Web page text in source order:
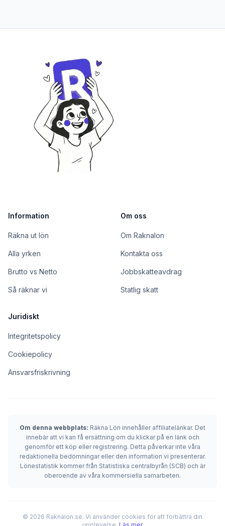
Information
Räkna ut lön
Alla yrken
Brutto vs Netto
Så räknar vi
Om oss
Om Raknalon
Kontakta oss
Jobbskatteavdrag
Statlig skatt
Juridiskt
Integritetspolicy
Cookiepolicy
Ansvarsfriskrivning
Om denna webbplats: Räkna Lön innehåller affiliatelänkar. Det
innebär att vi kan få ersättning om du klickar på en länk och
genomför ett köp eller registrering. Detta påverkar inte våra
redaktionella bedömningar eller den information vi presenterar.
Lönestatistik kommer från Statistiska centralbyrån (SCB) och är
oberoende av våra kommersiella samarbeten.
© 2026 Raknalon.se. Vi använder cookies för att förbättra din